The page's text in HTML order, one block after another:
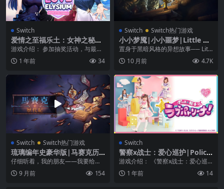
Switch
爱情之至福乐土：女神之秘
密|Love Elysium: Secret of
游戏介绍： 参加抽奖活动，与最好
的朋友尤伊娜一起踏上人生中最美
好的假期吧！在岛上...
1 年前 34
Switch Switch热门游戏
小小梦魇|小小噩梦|Little Ni
ghtmares中文
置身于黑暗风格的异想故事── Littl
e Nightmares 的世界中，面对...
10 月前 4.7K
Switch Switch热门游戏
琉璃编年史豪华版|马赛克历
代纪豪华版|Mosaic Chronicl
仔细听着，我的朋友——我要给你
讲一个关于勇气、爱、运气的故
事，一个由美丽的彩绘玻...
9 月前 154
Switch
警察x战士：爱心巡护|Police
x Warrior Love Patrina
游戏介绍： 《警察x战士：爱心巡
护》是一款围绕特摄少女组合“爱心
巡护队（ラブパト...
1 年前 14